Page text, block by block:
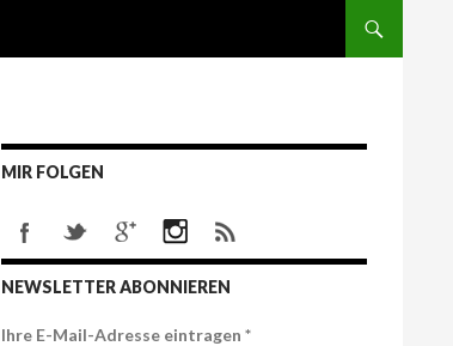
MIR FOLGEN
NEWSLETTER ABONNIEREN
Ihre E-Mail-Adresse eintragen *